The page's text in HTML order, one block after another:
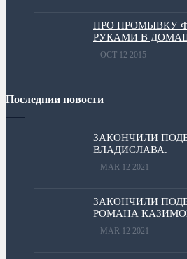
ПРО ПРОМЫВКУ
РУКАМИ В
OCT 12 2015
Последнии новости
ЗАКОНЧИЛИ
ВЛАДИСЛАВА.
MAR 12 2021
ЗАКОНЧИЛИ
РОМАНА
MAR 12 2021